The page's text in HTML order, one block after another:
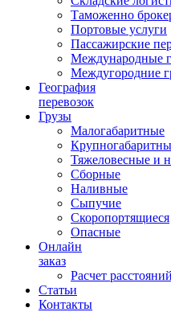
Таможенно
Портовые услуги
Пассажирские
Международные
Междугородние
География
перевозок
Грузы
Малогабаритные
Тяжеловесные и
Сборные
Наливные
Сыпучие
Скоропортящиеся
Опасные
Онлайн
заказ
Расчет расстояний
Статьи
Контакты